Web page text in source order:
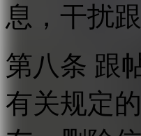
息，干扰
第八条 跟
有关规定